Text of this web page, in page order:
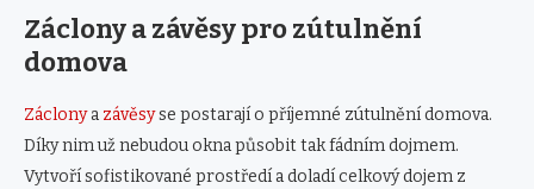
Záclony a závěsy pro zútulnění
domova
Záclonya závěsyse postarají o příjemné zútulnění domova.
Díky nim už nebudou okna působit tak fádním dojmem.
Vytvoří sofistikované prostředí a doladí celkový dojem z